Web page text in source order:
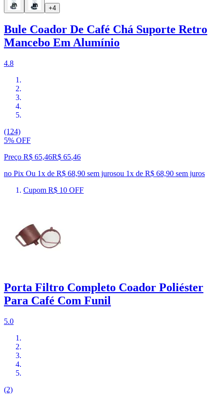
+4
Bule Coador De Café Chá Suporte Retro
Mancebo Em Alumínio
4.8
(124)
5% OFF
Preço R$ 65,46R$ 65,46
no Pix Ou 1x de R$ 68,90 sem jurosou 1x de R$ 68,90 sem juros
Cupom R$ 10 OFF
Porta Filtro Completo Coador Poliéster
Para Café Com Funil
5.0
(2)